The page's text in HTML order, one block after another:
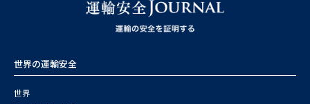
世界の運輸安全
世界